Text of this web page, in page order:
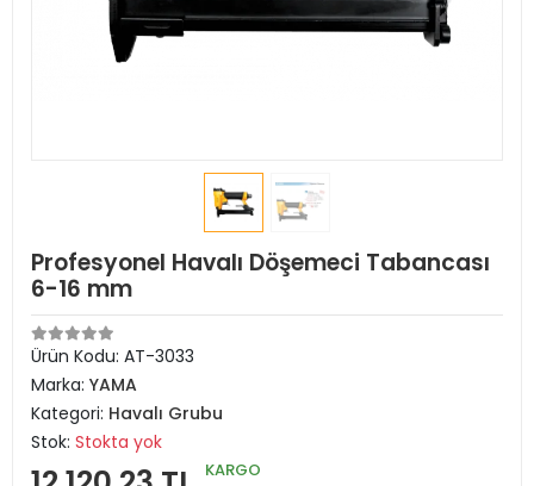
Profesyonel Havalı Döşemeci Tabancası
6-16 mm
Ürün Kodu: AT-3033
Marka: YAMA
Kategori: Havalı Grubu
Stok: Stokta yok
KARGO